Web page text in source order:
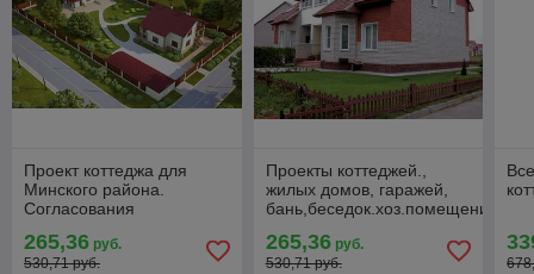
Проект коттеджа для
Минского района.
Согласования
265,36 руб.
530,71 руб.
Проекты коттеджей.,
жилых домов, гаражей,
бань,беседок.хоз.помещений.
265,36руб.
530,71 руб.